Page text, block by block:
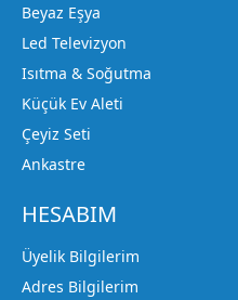
Beyaz Eşya
Led Televizyon
Isıtma & Soğutma
Küçük Ev Aleti
Çeyiz Seti
Ankastre
HESABIM
Üyelik Bilgilerim
Adres Bilgilerim